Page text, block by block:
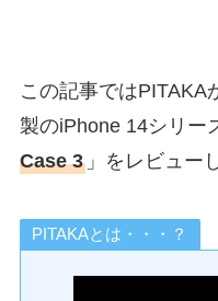
この記事ではPITAKA
製のiPhone 14シリー
Case 3」をレビュー
PITAKAとは・・・？